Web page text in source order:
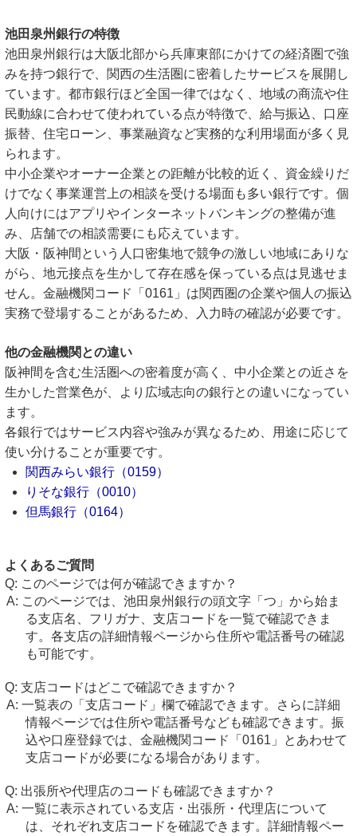
池田泉州銀行の特徴
池田泉州銀行は大阪北部から兵庫東部にかけての経済圏で強
みを持つ銀行で、関西の生活圏に密着したサービスを展開し
ています。都市銀行ほど全国一律ではなく、地域の商流や住
民動線に合わせて使われている点が特徴で、給与振込、口座
振替、住宅ローン、事業融資など実務的な利用場面が多く見
られます。
中小企業やオーナー企業との距離が比較的近く、資金繰りだ
けでなく事業運営上の相談を受ける場面も多い銀行です。個
人向けにはアプリやインターネットバンキングの整備が進
み、店舗での相談需要にも応えています。
大阪・阪神間という人口密集地で競争の激しい地域にありな
がら、地元接点を生かして存在感を保っている点は見逃せま
せん。金融機関コード「0161」は関西圏の企業や個人の振込
実務で登場することがあるため、入力時の確認が必要です。
他の金融機関との違い
阪神間を含む生活圏への密着度が高く、中小企業との近さを
生かした営業色が、より広域志向の銀行との違いになってい
ます。
各銀行ではサービス内容や強みが異なるため、用途に応じて
使い分けることが重要です。
関西みらい銀行（0159）
りそな銀行（0010）
但馬銀行（0164）
よくあるご質問
このページでは何が確認できますか？
このページでは、池田泉州銀行の頭文字「つ」から始ま
る支店名、フリガナ、支店コードを一覧で確認できま
す。各支店の詳細情報ページから住所や電話番号の確認
も可能です。
支店コードはどこで確認できますか？
一覧表の「支店コード」欄で確認できます。さらに詳細
情報ページでは住所や電話番号なども確認できます。振
込や口座登録では、金融機関コード「0161」とあわせて
支店コードが必要になる場合があります。
出張所や代理店のコードも確認できますか？
一覧に表示されている支店・出張所・代理店について
は、それぞれ支店コードを確認できます。詳細情報ペー